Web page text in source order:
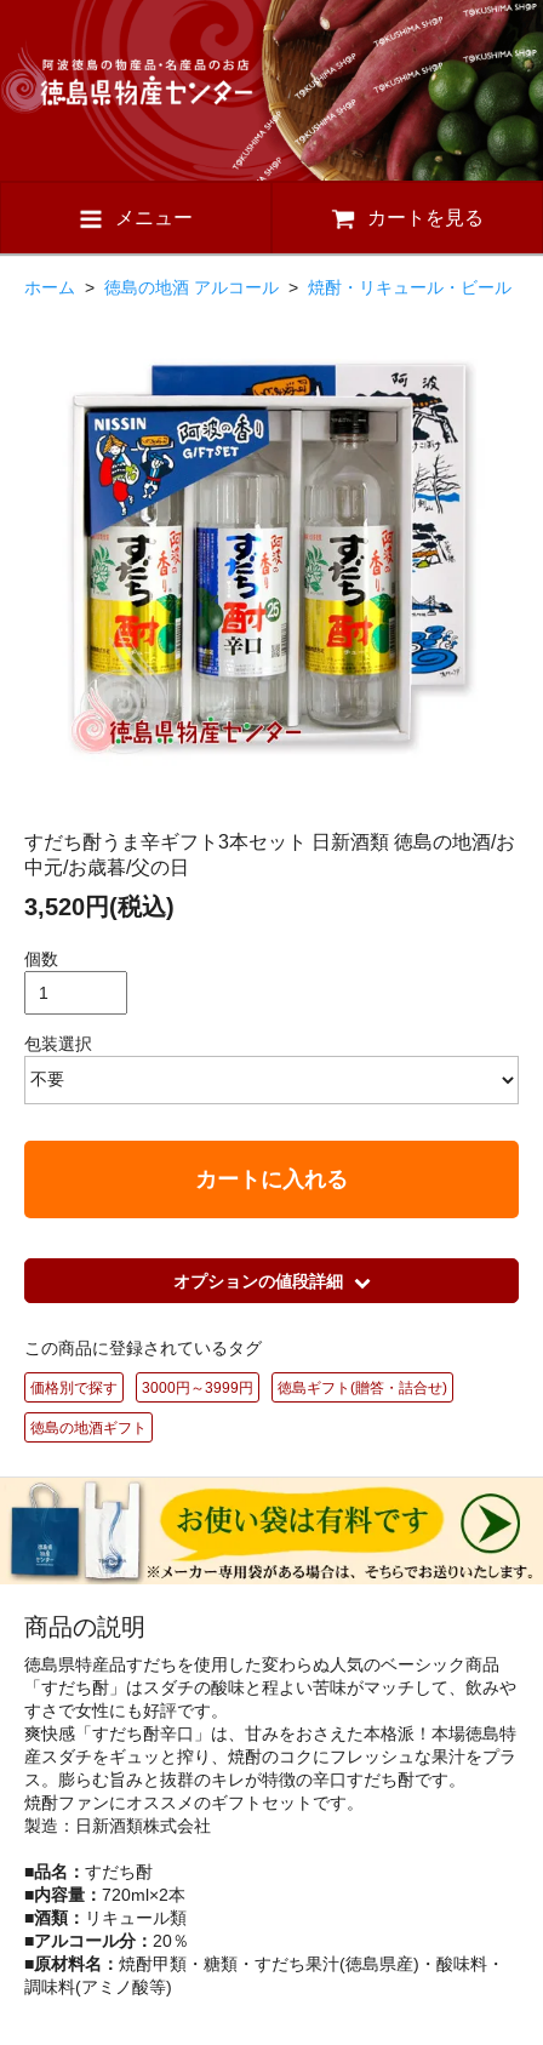
メニュー カートを見る
ホーム > 徳島の地酒 アルコール > 焼酎・リキュール・ビール
すだち酎うま辛ギフト3本セット 日新酒類 徳島の地酒/お
中元/お歳暮/父の日
3,520円(税込)
個数
包装選択
カートに入れる
オプションの値段詳細
この商品に登録されているタグ
価格別で探す 3000円～3999円 徳島ギフト(贈答・詰合せ)
徳島の地酒ギフト
商品の説明
徳島県特産品すだちを使用した変わらぬ人気のベーシック商品
「すだち酎」はスダチの酸味と程よい苦味がマッチして、飲みや
すさで女性にも好評です。
爽快感「すだち酎辛口」は、甘みをおさえた本格派！本場徳島特
産スダチをギュッと搾り、焼酎のコクにフレッシュな果汁をプラ
ス。膨らむ旨みと抜群のキレが特徴の辛口すだち酎です。
焼酎ファンにオススメのギフトセットです。
製造：日新酒類株式会社
■品名： すだち酎
■内容量： 720ml×2本
■酒類： リキュール類
■アルコール分： 20％
■原材料名： 焼酎甲類・糖類・すだち果汁(徳島県産)・酸味料・
調味料(アミノ酸等)